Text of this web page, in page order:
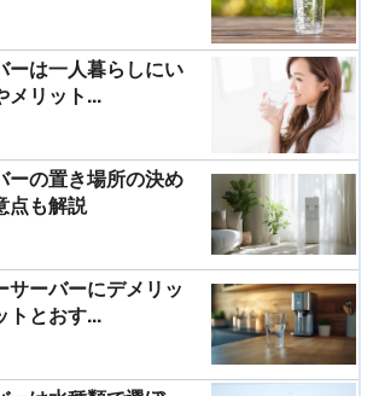
ーは一人暮らしにい
メリット...
ーの置き場所の決め
点も解説
サーバーにデメリッ
トとおす...